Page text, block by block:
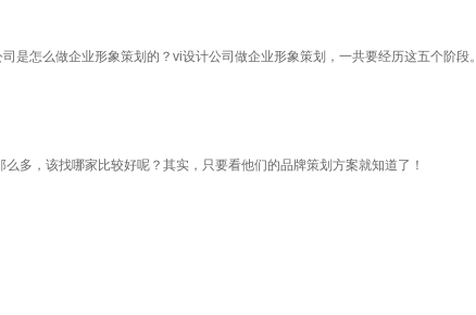
怎么做企业形象策划的？vi设计公司做企业形象策划，一共要经历这五个阶段。
多，该找哪家比较好呢？其实，只要看他们的品牌策划方案就知道了！